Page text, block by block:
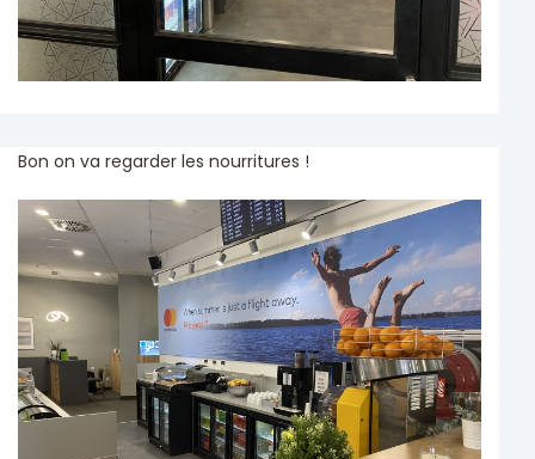
Bon on va regarder les nourritures !